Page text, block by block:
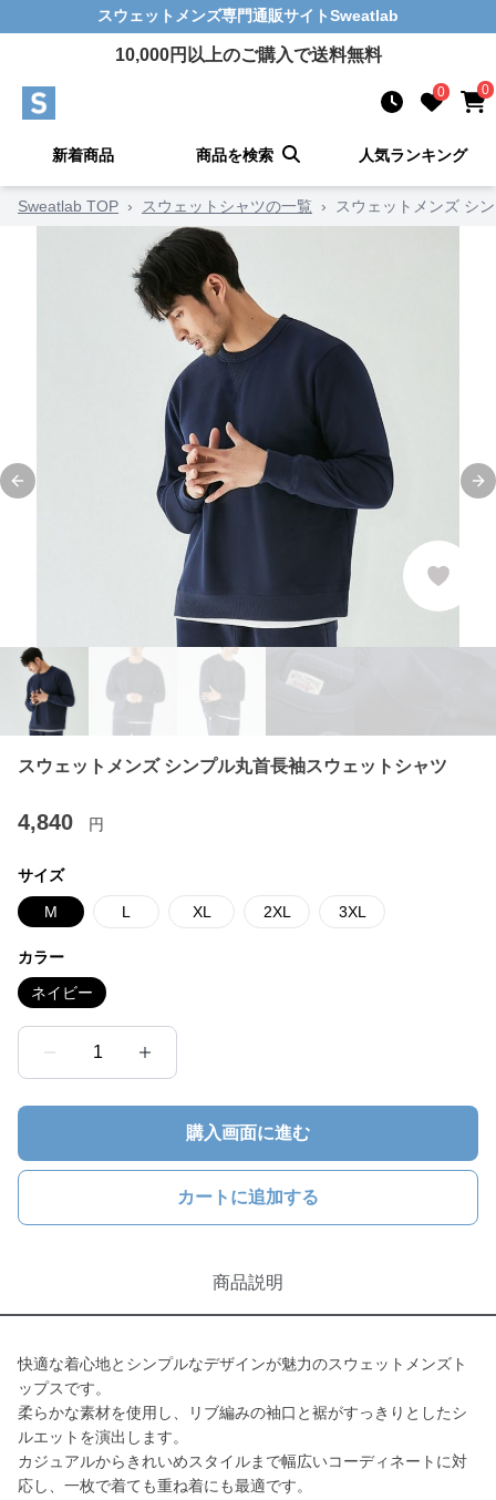
スウェットメンズ専門通販サイトSweatlab
10,000円以上のご購入で送料無料
0 0
新着商品 商品を検索 人気ランキング
Sweatlab TOP › スウェットシャツの一覧 › スウェットメンズ シ
Previous slide
スウェットメンズ シンプル丸首長袖スウェットシャツ
4,840 円
サイズ
M L XL 2XL 3XL
カラー
ネイビー
1
購入画面に進む
カートに追加する
商品説明
快適な着心地とシンプルなデザインが魅力のスウェットメンズト
ップスです。
柔らかな素材を使用し、リブ編みの袖口と裾がすっきりとしたシ
ルエットを演出します。
カジュアルからきれいめスタイルまで幅広いコーディネートに対
応し、一枚で着ても重ね着にも最適です。